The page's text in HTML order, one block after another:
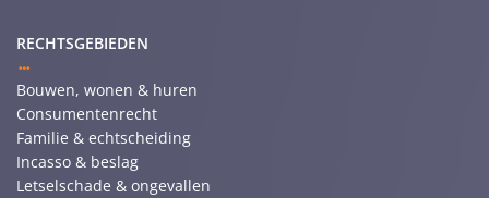
RECHTSGEBIEDEN
Bouwen, wonen & huren
Consumentenrecht
Familie & echtscheiding
Incasso & beslag
Letselschade & ongevallen